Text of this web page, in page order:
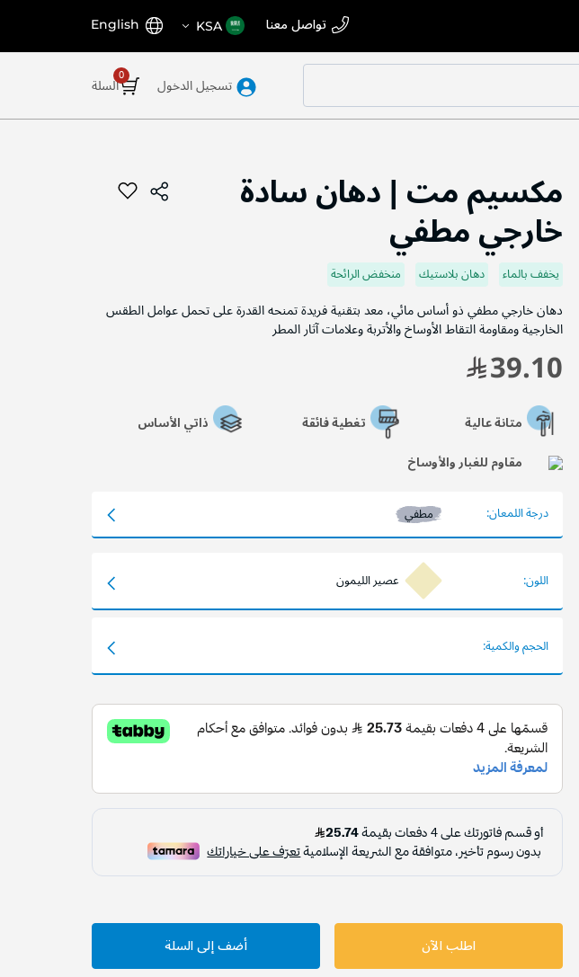
تواصل معنا اختر
المتجر
KSA اللغة English
السلة تسجيل الدخول
مكسيم مت | دهان سادة
خارجي مطفي
يخفف بالماء دهان بلاستيك منخفض الرائحة
دهان خارجي مطفي ذو أساس مائي، معد بتقنية فريدة تمنحه القدرة على تحمل عوامل الطقس
الخارجية ومقاومة التقاط الأوساخ والأتربة وعلامات آثار المطر
39.10
متانة عالية تغطية فائقة
ذاتي الأساس
مقاوم للغبار والأوساخ
درجة اللمعان: مطفي
اللون: عصير الليمون
الحجم والكمية:
اطلب الآن أضف إلى السلة